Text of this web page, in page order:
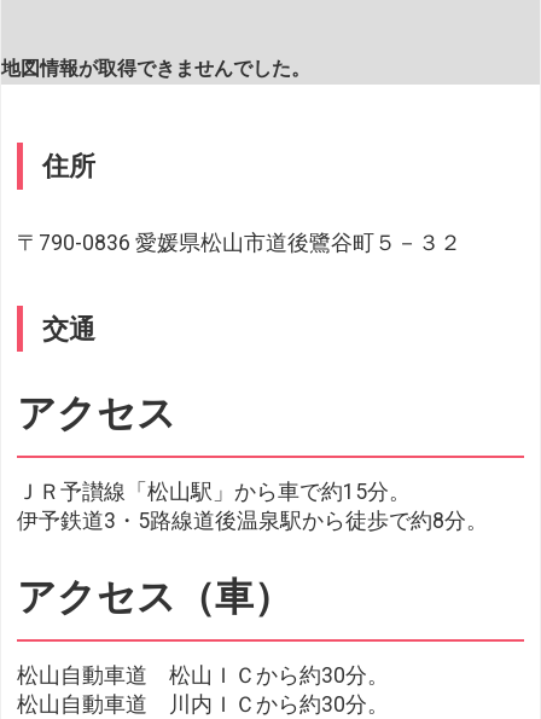
地図情報が取得できませんでした。
住所
〒790-0836 愛媛県松山市道後鷺谷町５－３２
交通
アクセス
ＪＲ予讃線「松山駅」から車で約15分。
伊予鉄道3・5路線道後温泉駅から徒歩で約8分。
アクセス（車）
松山自動車道 松山ＩＣから約30分。
松山自動車道 川内ＩＣから約30分。